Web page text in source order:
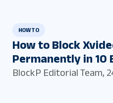
HOW TO
How to Block
Permanently in 10
BlockP Editorial Team,